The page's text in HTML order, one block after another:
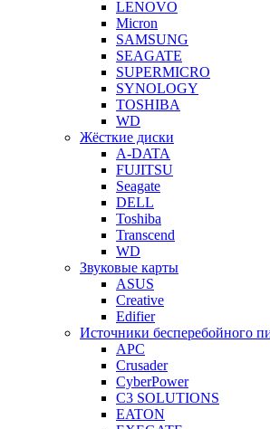
LENOVO
Micron
SAMSUNG
SEAGATE
SUPERMICRO
SYNOLOGY
TOSHIBA
WD
Жёсткие диски
A-DATA
FUJITSU
Seagate
DELL
Toshiba
Transcend
WD
Звуковые карты
ASUS
Creative
Edifier
Источники бесперебойного
APC
Crusader
CyberPower
C3 SOLUTIONS
EATON